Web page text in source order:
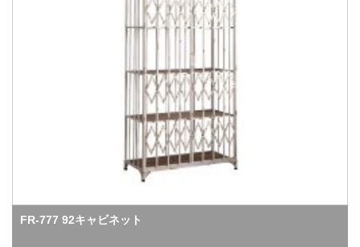
FR-777 92キャビネット